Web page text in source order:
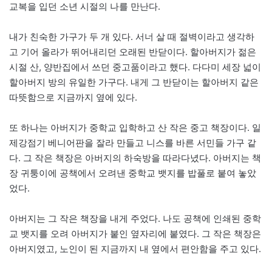
교복을 입던 소년 시절의 나를 만난다.
내가 친숙한 가구가 두 개 있다. 서너 살 때 절벽이라고 생각하
고 기어 올라가 뛰어내리던 오래된 반닫이다. 할아버지가 젊은
시절 산, 양반집에서 쓰던 중고품이라고 했다. 다다미 세장 넓이
할아버지 방의 유일한 가구다. 내게 그 반닫이는 할아버지 같은
따뜻함으로 지금까지 옆에 있다.
또 하나는 아버지가 중학교 입학하고 산 작은 중고 책장이다. 일
제강점기 베니어판을 잘라 만들고 니스를 바른 서민들 가구 같
다. 그 작은 책장은 아버지의 하숙방을 따라다녔다. 아버지는 책
장 귀퉁이에 공책에서 오려낸 중학교 뱃지를 밥풀로 붙여 놓았
었다.
아버지는 그 작은 책장을 내게 주었다. 나도 공책에 인쇄된 중학
교 뱃지를 오려 아버지가 붙인 옆자리에 붙였다. 그 작은 책장은
아버지였고, 노인이 된 지금까지 내 옆에서 편안함을 주고 있다.